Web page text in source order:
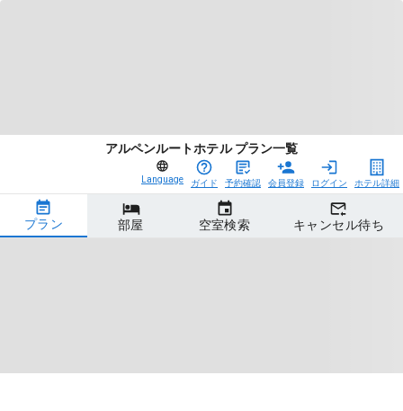
アルペンルートホテル プラン一覧
ホテル詳細
ログイン
会員登録
予約確認
ガイド
Language
プラン 部屋 空室検索 キャンセル待ち